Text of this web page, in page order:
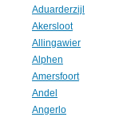
Aduarderzijl
Akersloot
Allingawier
Alphen
Amersfoort
Andel
Angerlo